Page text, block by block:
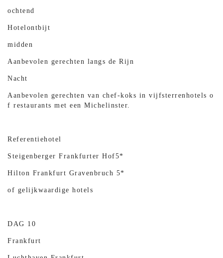
ochtend
Hotelontbijt
midden
Aanbevolen gerechten langs de Rijn
Nacht
Aanbevolen gerechten van chef-koks in vijfsterrenhotels o
f restaurants met een Michelinster.
Referentiehotel
Steigenberger Frankfurter Hof5*
Hilton Frankfurt Gravenbruch 5*
of gelijkwaardige hotels
DAG 10
Frankfurt